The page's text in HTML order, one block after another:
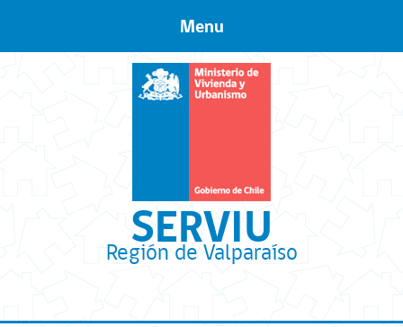
SERVIU
Región de Valparaíso
Menu